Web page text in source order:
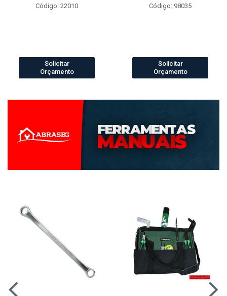
Código: 22010
Solicitar
Orçamento
Código: 98035
Solicitar
Orçamento